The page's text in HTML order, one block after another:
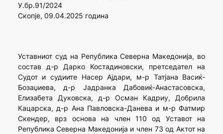
У.бр.91/2024
Скопје, 09.04.2025 година
Уставниот суд на Република Северна Македонија, во
состав д-р Дарко Костадиновски, претседател на
Судот и судиите Насер Ајдари, м-р Татјана Васиќ-
Бозаџиева, д-р Јадранка Дабовиќ-Анастасовска,
Елизабета Дуковска, д-р Осман Кадриу, Добрила
Кацарска, д-р Ана Павловска-Данева и м-р Фатмир
Скендер, врз основа на член 110 од Уставот на
Република Северна Македонија и член 73 од Актот на